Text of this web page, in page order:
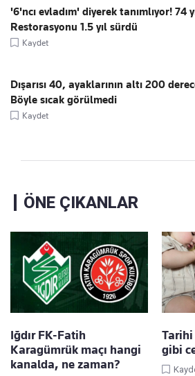
'6'ncı evladım' diyerek tanımlıyor! 74
Restorasyonu 1.5 yıl sürdü
Kaydet
Dışarısı 40, ayaklarının altı 200
Böyle sıcak görülmedi
Kaydet
ÖNE ÇIKANLAR
Iğdır FK-Fatih
Karagümrük maçı hangi
kanalda, ne zaman?
gibi